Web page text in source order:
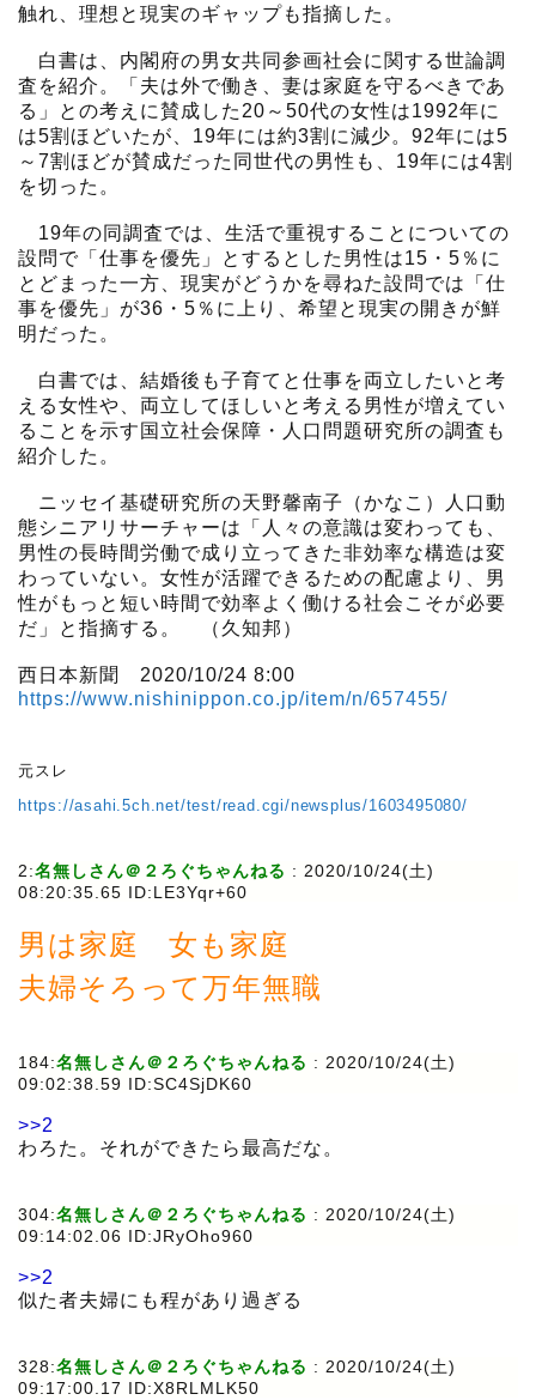
触れ、理想と現実のギャップも指摘した。
白書は、内閣府の男女共同参画社会に関する世論調
査を紹介。「夫は外で働き、妻は家庭を守るべきであ
る」との考えに賛成した20～50代の女性は1992年に
は5割ほどいたが、19年には約3割に減少。92年には5
～7割ほどが賛成だった同世代の男性も、19年には4割
を切った。
19年の同調査では、生活で重視することについての
設問で「仕事を優先」とするとした男性は15・5％に
とどまった一方、現実がどうかを尋ねた設問では「仕
事を優先」が36・5％に上り、希望と現実の開きが鮮
明だった。
白書では、結婚後も子育てと仕事を両立したいと考
える女性や、両立してほしいと考える男性が増えてい
ることを示す国立社会保障・人口問題研究所の調査も
紹介した。
ニッセイ基礎研究所の天野馨南子（かなこ）人口動
態シニアリサーチャーは「人々の意識は変わっても、
男性の長時間労働で成り立ってきた非効率な構造は変
わっていない。女性が活躍できるための配慮より、男
性がもっと短い時間で効率よく働ける社会こそが必要
だ」と指摘する。 （久知邦）
西日本新聞 2020/10/24 8:00
https://www.nishinippon.co.jp/item/n/657455/
元スレ
https://asahi.5ch.net/test/read.cgi/newsplus/1603495080/
2:名無しさん＠２ろぐちゃんねる : 2020/10/24(土)
08:20:35.65 ID:LE3Yqr+60
男は家庭 女も家庭
夫婦そろって万年無職
184:名無しさん＠２ろぐちゃんねる : 2020/10/24(土)
09:02:38.59 ID:SC4SjDK60
>>2
わろた。それができたら最高だな。
304:名無しさん＠２ろぐちゃんねる : 2020/10/24(土)
09:14:02.06 ID:JRyOho960
>>2
似た者夫婦にも程があり過ぎる
328:名無しさん＠２ろぐちゃんねる : 2020/10/24(土)
09:17:00.17 ID:X8RLMLK50